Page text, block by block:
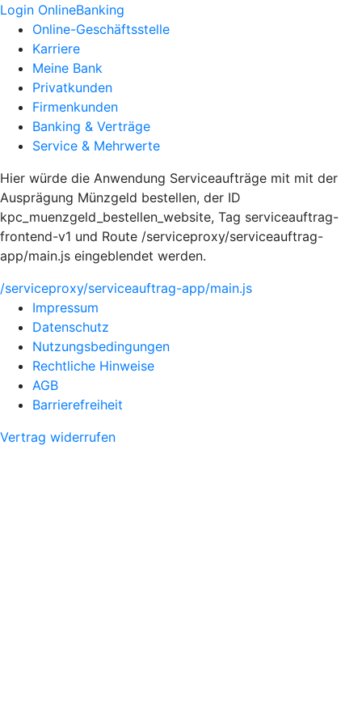
Login OnlineBanking
Online-Geschäftsstelle
Karriere
Meine Bank
Privatkunden
Firmenkunden
Banking & Verträge
Service & Mehrwerte
Hier würde die Anwendung Serviceaufträge mit mit der
Ausprägung Münzgeld bestellen, der ID
kpc_muenzgeld_bestellen_website, Tag serviceauftrag-
frontend-v1 und Route /serviceproxy/serviceauftrag-
app/main.js eingeblendet werden.
/serviceproxy/serviceauftrag-app/main.js
Impressum
Datenschutz
Nutzungsbedingungen
Rechtliche Hinweise
AGB
Barrierefreiheit
Vertrag widerrufen